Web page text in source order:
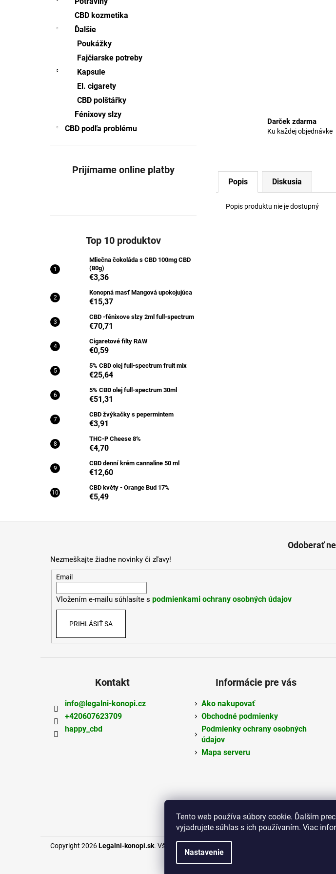
Tento web používa súbory cookie. Ďalším
vyjadrujete súhlas s ich používaním. Viac
Nastavenie
CBD kozmetika
Ďalšie
Poukážky
Fajčiarske potreby
Kapsule
El. cigarety
CBD polštářky
Fénixovy slzy
CBD podľa problému
Prijímame online platby
Top 10 produktov
Mliečna čokoláda s CBD 100mg CBD
(80g)
€3,36
Konopná masť Mangová upokojujúca
€15,37
CBD -fénixove slzy 2ml full-spectrum
€70,71
Cigaretové filty RAW
€0,59
5% CBD olej full-spectrum fruit mix
€25,64
5% CBD olej full-spectrum 30ml
€51,31
CBD žvýkačky s pepermintem
€3,91
THC-P Cheese 8%
€4,70
CBD denní krém cannaline 50 ml
€12,60
CBD květy - Orange Bud 17%
€5,49
Darček zdarma
Ku každej objednávke
Popis Diskusia
Popis produktu nie je dostupný
MLIEČNA ČOKOLÁDA S CBD 100MG CBD
Odoberať
Nezmeškajte žiadne novinky či zľavy!
Email
Vložením e-mailu súhlasíte s podmienkami ochrany osobných údajov
PRIHLÁSIŤ SA
Kontakt
info@ legalni-konopi.cz
+420607623709
happy_cbd
Informácie pre vás
Ako nakupovať
Obchodné podmienky
Podmienky ochrany osobných
údajov
Mapa serveru
Copyright 2026Legalni-konopi.sk. Všetky práva vyhradené.